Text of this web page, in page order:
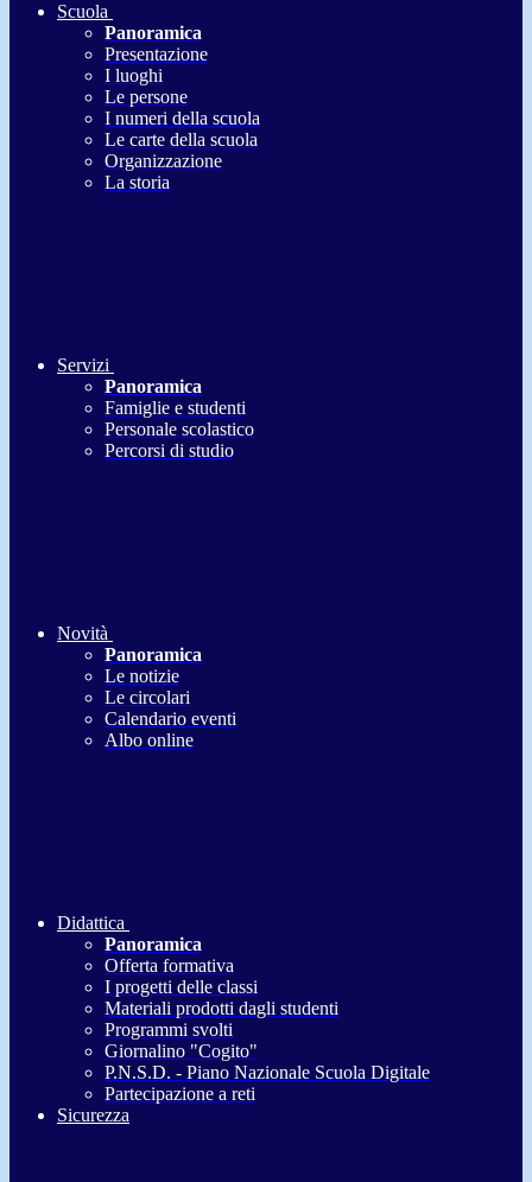
Scuola
Panoramica
Presentazione
I luoghi
Le persone
I numeri della scuola
Le carte della scuola
Organizzazione
La storia
Servizi
Panoramica
Famiglie e studenti
Personale scolastico
Percorsi di studio
Novità
Panoramica
Le notizie
Le circolari
Calendario eventi
Albo online
Didattica
Panoramica
Offerta formativa
I progetti delle classi
Materiali prodotti dagli studenti
Programmi svolti
Giornalino "Cogito"
P.N.S.D. - Piano Nazionale Scuola Digitale
Partecipazione a reti
Sicurezza